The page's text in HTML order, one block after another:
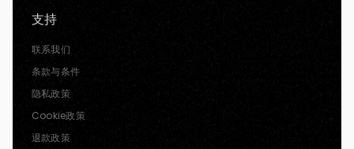
支持
联系我们
条款与条件
隐私政策
Cookie政策
退款政策